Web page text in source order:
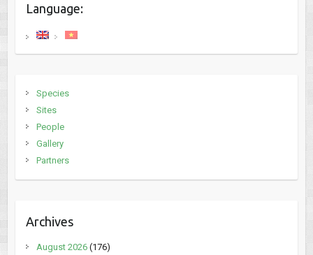
Language:
Species
Sites
People
Gallery
Partners
Archives
August 2026(176)